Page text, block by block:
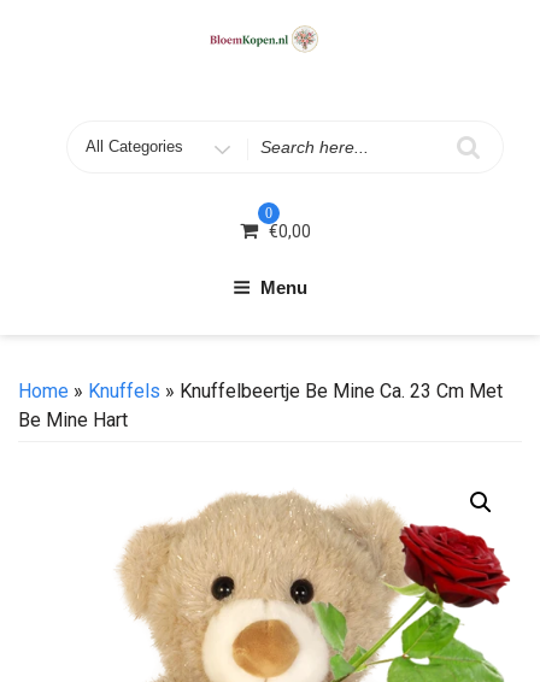
0
€0,00
Menu
Home » Knuffels » Knuffelbeertje Be Mine Ca. 23 Cm Met
Be Mine Hart